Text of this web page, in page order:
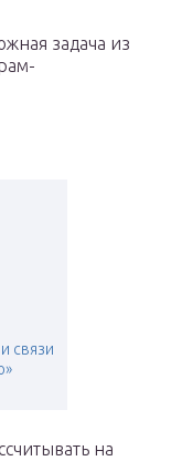
задача из
связи
на